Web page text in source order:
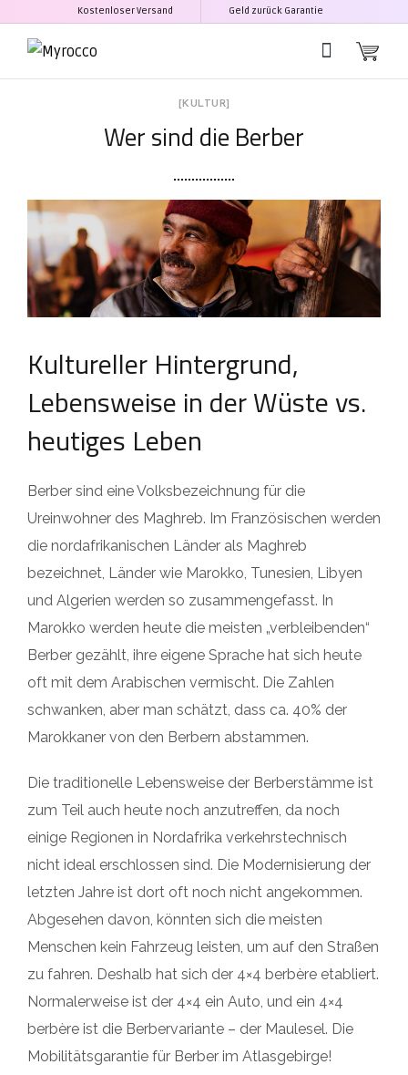
Kostenloser Versand Geld zurück Garantie
[KULTUR]
Wer sind die Berber
Kultureller Hintergrund,
Lebensweise in der Wüste vs.
heutiges Leben
Berber sind eine Volksbezeichnung für die
Ureinwohner des Maghreb. Im Französischen werden
die nordafrikanischen Länder als Maghreb
bezeichnet, Länder wie Marokko, Tunesien, Libyen
und Algerien werden so zusammengefasst. In
Marokko werden heute die meisten „verbleibenden“
Berber gezählt, ihre eigene Sprache hat sich heute
oft mit dem Arabischen vermischt. Die Zahlen
schwanken, aber man schätzt, dass ca. 40% der
Marokkaner von den Berbern abstammen.
Die traditionelle Lebensweise der Berberstämme ist
zum Teil auch heute noch anzutreffen, da noch
einige Regionen in Nordafrika verkehrstechnisch
nicht ideal erschlossen sind. Die Modernisierung der
letzten Jahre ist dort oft noch nicht angekommen.
Abgesehen davon, könnten sich die meisten
Menschen kein Fahrzeug leisten, um auf den Straßen
zu fahren. Deshalb hat sich der 4×4 berbère etabliert.
Normalerweise ist der 4×4 ein Auto, und ein 4×4
berbère ist die Berbervariante – der Maulesel. Die
Mobilitätsgarantie für Berber im Atlasgebirge!